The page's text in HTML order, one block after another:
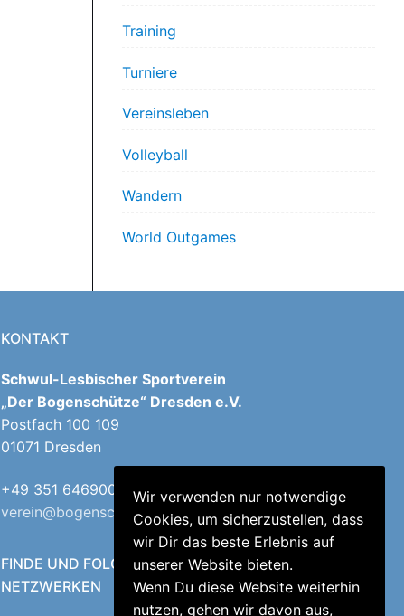
Training
Turniere
Vereinsleben
Volleyball
Wandern
World Outgames
KONTAKT
Schwul-Lesbischer Sportverein
„Der Bogenschütze“ Dresden e.V.
Postfach 100 109
01071 Dresden
+49 351 64690040
verein@bogenschuetzen-dresden.de
FINDE UND FOLGE UNS IN DEN SOZIALEN
NETZWERKEN
Wir verwenden nur notwendige
Cookies, um sicherzustellen, dass
wir Dir das beste Erlebnis auf
unserer Website bieten.
Wenn Du diese Website weiterhin
nutzen, gehen wir davon aus,